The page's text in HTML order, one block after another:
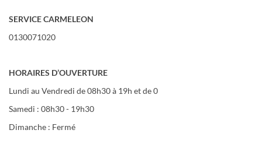
SERVICE CARMELEON
0130071020
HORAIRES D’OUVERTURE
Lundi au Vendredi de 08h30 à 19h et de 0
Samedi : 08h30 - 19h30
Dimanche : Fermé